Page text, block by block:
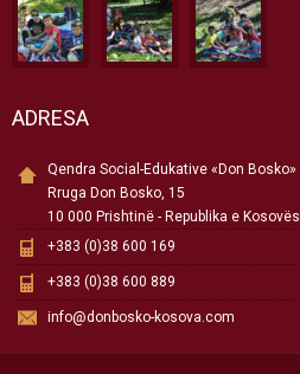
ADRESA
Qendra Social-Edukative «Don Bosko»
Rruga Don Bosko, 15
10 000 Prishtinë - Republika e Kosovës
+383 (0)38 600 169
+383 (0)38 600 889
info@donbosko-kosova.com